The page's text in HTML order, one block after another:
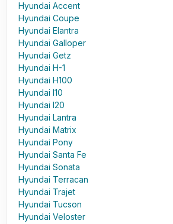
Hyundai Accent
Hyundai Coupe
Hyundai Elantra
Hyundai Galloper
Hyundai Getz
Hyundai H-1
Hyundai H100
Hyundai I10
Hyundai I20
Hyundai Lantra
Hyundai Matrix
Hyundai Pony
Hyundai Santa Fe
Hyundai Sonata
Hyundai Terracan
Hyundai Trajet
Hyundai Tucson
Hyundai Veloster